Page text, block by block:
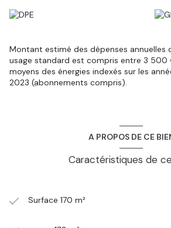
plus d'information ou oragniser une
Montant estimé des dépenses annuelles
usage standard est compris entre 3
moyens des énergies indexés sur les
2023 (abonnements compris).
A PROPOS DE CE
Caractéristiques de
Surface 170 m²